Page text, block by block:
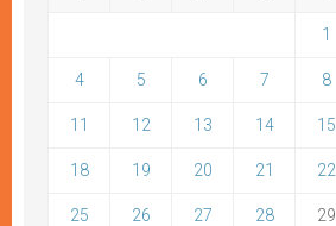
1
4 5 6 7 8
11 12 13 14 15
18 19 20 21 22
25 26 27 28 29